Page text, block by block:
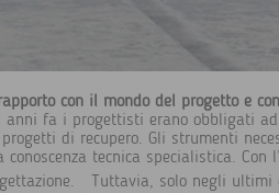
con il mondo del progetto e
anni fa i progettisti erano obbligati
di recupero. Gli strumenti
conoscenza tecnica specialistica.
Tuttavia, solo negli ultimi